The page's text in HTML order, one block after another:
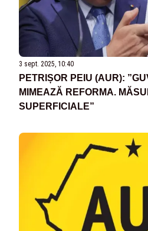
3 sept. 2025, 10:40
PETRIȘOR PEIU (AUR):
MIMEAZĂ REFORMA.
SUPERFICIALE”